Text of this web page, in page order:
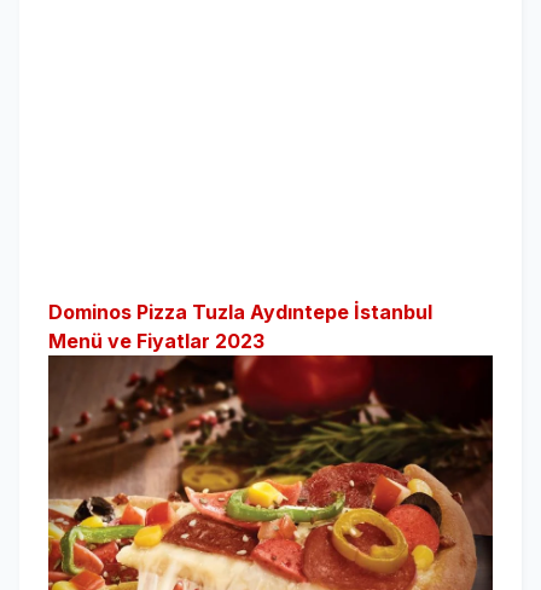
Dominos Pizza Tuzla Aydıntepe İstanbul
Menü ve Fiyatlar 2023